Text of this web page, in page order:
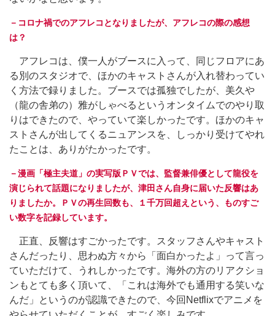
－コロナ禍でのアフレコとなりましたが、アフレコの際の感想
は？
アフレコは、僕一人がブースに入って、同じフロアにあ
る別のスタジオで、ほかのキャストさんが入れ替わってい
く方法で録りました。ブースでは孤独でしたが、美久や
（龍の舎弟の）雅がしゃべるというオンタイムでのやり取
りはできたので、やっていて楽しかったです。ほかのキャ
ストさんが出してくるニュアンスを、しっかり受けてやれ
たことは、ありがたかったです。
－漫画「極主夫道」の実写版ＰＶでは、監督兼俳優として龍役を
演じられて話題になりましたが、津田さん自身に届いた反響はあ
りましたか。ＰＶの再生回数も、１千万回超えという、ものすご
い数字を記録しています。
正直、反響はすごかったです。スタッフさんやキャスト
さんだったり、思わぬ方々から「面白かったよ」って言っ
ていただけて、うれしかったです。海外の方のリアクショ
ンもとても多く頂いて、「これは海外でも通用する笑いな
んだ」というのが認識できたので、今回Netflixでアニメを